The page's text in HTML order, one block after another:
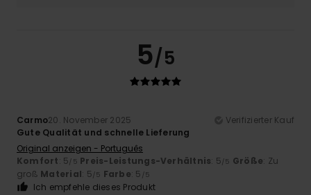
5/5
Carmo20. November 2025
Verifizierter Kauf
Gute Qualität und schnelle Lieferung
Original anzeigen - Português
Komfort: 5/5 Preis-Leistungs-Verhältnis: 5/5 Größe: Zu
groß Material: 5/5 Farbe: 5 /5
Ich empfehle dieses Produkt